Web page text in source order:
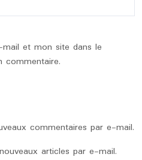
et mon site dans le
commentaire.
commentaires par e-mail.
articles par e-mail.